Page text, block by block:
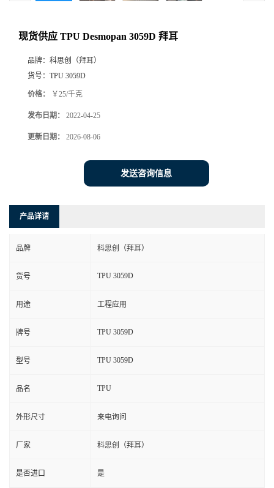
现货供应 TPU Desmopan 3059D 拜耳
品牌： 科思创（拜耳）
货号： TPU 3059D
价格： ￥25/千克
发布日期： 2022-04-25
更新日期： 2026-08-06
发送咨询信息
产品详请
品牌 科思创（拜耳）
货号 TPU 3059D
用途 工程应用
牌号 TPU 3059D
型号 TPU 3059D
品名 TPU
外形尺寸 来电询问
厂家 科思创（拜耳）
是否进口 是